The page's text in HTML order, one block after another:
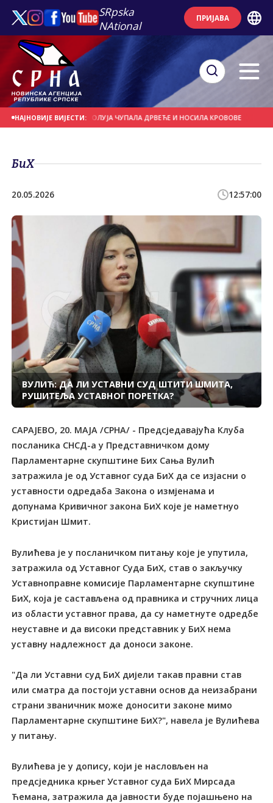
SRpska
NAtional
ПРИЈАВА
НАЈНОВИЈЕ ВИЈЕСТИ:
ДАНАШЊИ ДАН ОЛУЈА ЧУПАЛА ДРВЕЋЕ И НОСИЛА КРОВОВЕ ЈАКИ
БиХ
20.05.2026 12:57:00
ВУЛИЋ: ДА ЛИ УСТАВНИ СУД ШТИТИ ШМИТА,
РУШИТЕЉА УСТАВНОГ ПОРЕТКА?
САРАЈЕВО, 20. МАЈА /СРНА/ - Предсједавајућа Клуба
посланика СНСД-а у Представничком дому
Парламентарне скупштине Бих Сања Вулић
затражила је од Уставног суда БиХ да се изјасни о
уставности одредаба Закона о измјенама и
допунама Кривичног закона БиХ које је наметнуо
Кристијан Шмит.
Вулићева је у посланичком питању које је упутила,
затражила од Уставног Суда БиХ, став о закључку
Уставноправне комисије Парламентарне скупштине
БиХ, која је састављена од правника и стручних лица
из области уставног права, да су наметнуте одредбе
неуставне и да високи представник у БиХ нема
уставну надлежност да доноси законе.
"Да ли Уставни суд БиХ дијели такав правни став
или сматра да постоји уставни основ да неизабрани
страни званичник може доносити законе мимо
Парламентарне скупштине БиХ?", навела је Вулићева
у питању.
Вулићева је у допису, који је насловљен на
предсједника крњег Уставног суда БиХ Мирсада
Ћемана, затражила да јавности буде појашњено на